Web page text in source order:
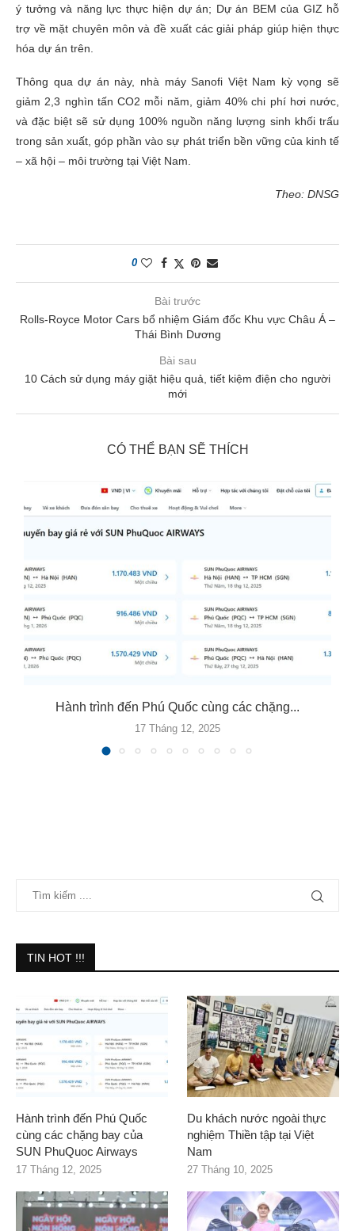
ý tưởng và năng lực thực hiện dự án; Dự án BEM của GIZ hỗ
trợ về mặt chuyên môn và đề xuất các giải pháp giúp hiện thực
hóa dự án trên.
Thông qua dự án này, nhà máy Sanofi Việt Nam kỳ vọng sẽ
giảm 2,3 nghìn tấn CO2 mỗi năm, giảm 40% chi phí hơi nước,
và đặc biệt sẽ sử dụng 100% nguồn năng lượng sinh khối trấu
trong sản xuất, góp phần vào sự phát triển bền vững của kinh tế
– xã hội – môi trường tại Việt Nam.
Theo: DNSG
0
Bài trước
Rolls-Royce Motor Cars bổ nhiệm Giám đốc Khu vực Châu Á –
Thái Bình Dương
Bài sau
10 Cách sử dụng máy giặt hiệu quả, tiết kiệm điện cho người
mới
CÓ THỂ BẠN SẼ THÍCH
Hành trình đến Phú Quốc cùng các chặng...
17 Tháng 12, 2025
TIN HOT !!!
Hành trình đến Phú Quốc
cùng các chặng bay của
SUN PhuQuoc Airways
17 Tháng 12, 2025
Du khách nước ngoài thực
nghiệm Thiền tập tại Việt
Nam
27 Tháng 10, 2025